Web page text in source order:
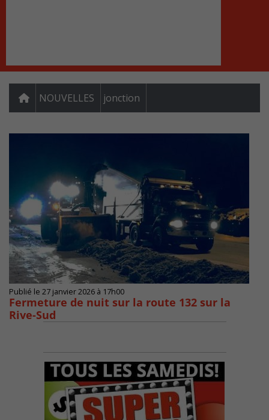
NOUVELLES jonction
Publié le 27 janvier 2026 à 17h00
Fermeture de nuit sur la route 132 sur la
Rive-Sud